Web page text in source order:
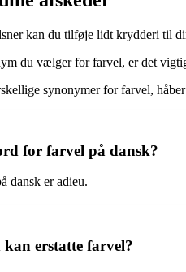
kan du tilføje lidt krydderi til
du vælger for farvel, er det
synonymer for farvel,
for farvel på dansk?
dansk er adieu.
erstatte farvel?